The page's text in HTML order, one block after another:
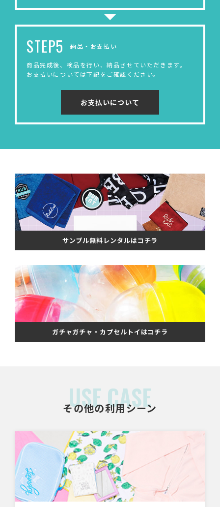
STEP5 納品・お支払い
商品完成後、検品を行い、納品させていただきます。
お支払いについては下記をご確認ください。
お支払いについて
サンプル無料レンタルはコチラ
ガチャガチャ・カプセルトイはコチラ
USE CASE
その他の利用シーン